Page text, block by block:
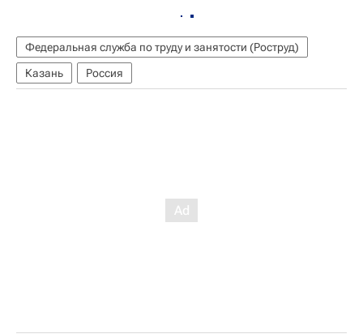
Федеральная служба по труду и занятости (Роструд)
Казань
Россия